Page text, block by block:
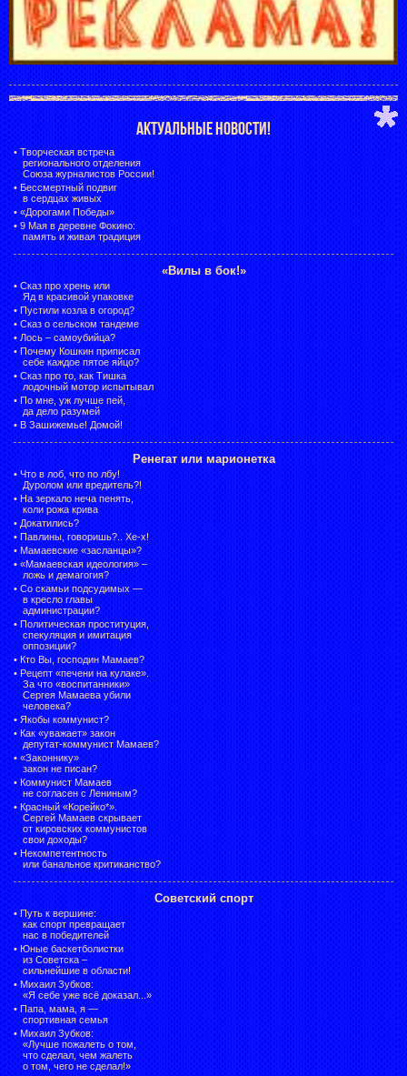
АКТУАЛЬНЫЕ НОВОСТИ!
• Творческая встреча
регионального отделения
Союза журналистов России!
• Бессмертный подвиг
в сердцах живых
• «Дорогами Победы»
• 9 Мая в деревне Фокино:
память и живая традиция
«Вилы в бок!»
• Сказ про хрень или
Яд в красивой упаковке
• Пустили козла в огород?
• Сказ о сельском тандеме
• Лось – самоубийца?
• Почему Кошкин приписал
себе каждое пятое яйцо?
• Сказ про то, как Тишка
лодочный мотор испытывал
• По мне, уж лучше пей,
да дело разумей
• В Зашижемье! Домой!
Ренегат или марионетка
• Что в лоб, что по лбу!
Дуролом или вредитель?!
• На зеркало неча пенять,
коли рожа крива
• Докатились?
• Павлины, говоришь?.. Хе-х!
• Мамаевские «засланцы»?
• «Мамаевская идеология» –
ложь и демагогия?
• Со скамьи подсудимых —
в кресло главы
администрации?
• Политическая проституция,
спекуляция и имитация
оппозиции?
• Кто Вы, господин Мамаев?
• Рецепт «печени на кулаке».
За что «воспитанники»
Сергея Мамаева убили
человека?
• Якобы коммунист?
• Как «уважает» закон
депутат-коммунист Мамаев?
• «Законнику»
закон не писан?
• Коммунист Мамаев
не согласен с Лениным?
• Красный «Корейко*».
Сергей Мамаев скрывает
от кировских коммунистов
свои доходы?
• Некомпетентность
или банальное критиканство?
Советский спорт
• Путь к вершине:
как спорт превращает
нас в победителей
• Юные баскетболистки
из Советска –
сильнейшие в области!
• Михаил Зубков:
«Я себе уже всё доказал...»
• Папа, мама, я —
спортивная семья
• Михаил Зубков:
«Лучше пожалеть о том,
что сделал, чем жалеть
о том, чего не сделал!»